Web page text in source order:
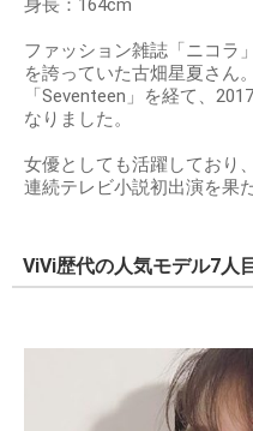
身長：164cm
ファッション雑誌「ニコラ
を誇っていた古畑星夏さん
「Seventeen」を経て、
なりました。
女優としても活躍しており
連続テレビ小説初出演を果
ViVi歴代の人気モデル7人